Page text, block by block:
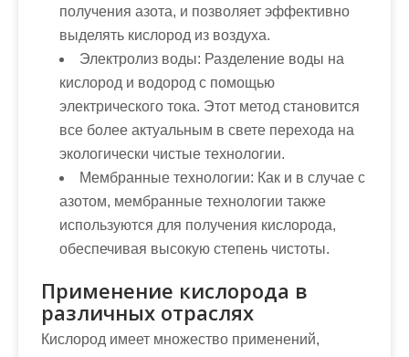
получения азота, и позволяет эффективно
выделять кислород из воздуха.
Электролиз воды: Разделение воды на
кислород и водород с помощью
электрического тока. Этот метод становится
все более актуальным в свете перехода на
экологически чистые технологии.
Мембранные технологии: Как и в случае с
азотом, мембранные технологии также
используются для получения кислорода,
обеспечивая высокую степень чистоты.
Применение кислорода в
различных отраслях
Кислород имеет множество применений,